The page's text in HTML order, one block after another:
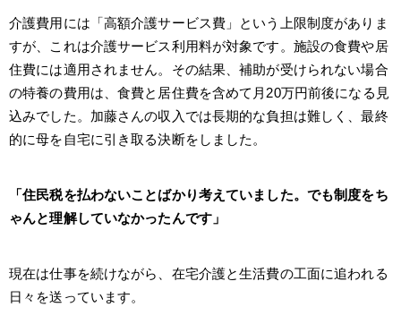
介護費用には「高額介護サービス費」という上限制度がありま
すが、これは介護サービス利用料が対象です。施設の食費や居
住費には適用されません。その結果、補助が受けられない場合
の特養の費用は、食費と居住費を含めて月20万円前後になる見
込みでした。加藤さんの収入では長期的な負担は難しく、最終
的に母を自宅に引き取る決断をしました。
「住民税を払わないことばかり考えていました。でも制度をち
ゃんと理解していなかったんです」
現在は仕事を続けながら、在宅介護と生活費の工面に追われる
日々を送っています。